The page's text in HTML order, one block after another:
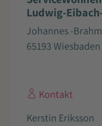
Ludwig-
Johannes -
65193 Wiesbaden
Kontakt
Kerstin Eriksson